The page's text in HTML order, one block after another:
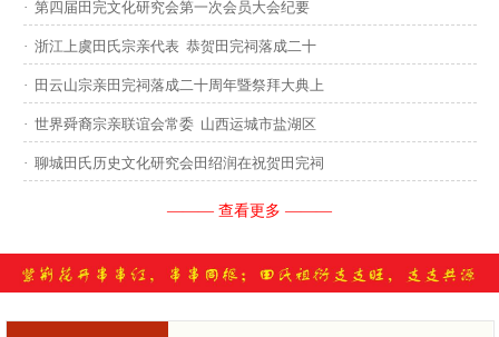
祖”第四次预备会议。 常务副会长田传灿宗亲主持会
议...
· 第四届田完文化研究会第一次会员大会纪要
· 浙江上虞田氏宗亲代表 恭贺田完祠落成二十
· 田云山宗亲田完祠落成二十周年暨祭拜大典上
· 世界舜裔宗亲联谊会常委 山西运城市盐湖区
· 聊城田氏历史文化研究会田绍润在祝贺田完祠
——— 查看更多 ———